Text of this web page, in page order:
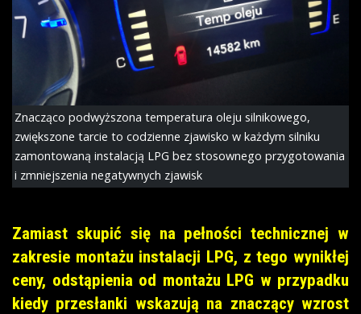
Znacząco podwyższona temperatura oleju silnikowego,
zwiększone tarcie to codzienne zjawisko w każdym silniku
zamontowaną instalacją LPG bez stosownego przygotowania
i zmniejszenia negatywnych zjawisk
Zamiast skupić się na pełności technicznej w
zakresie montażu instalacji LPG, z tego wynikłej
ceny, odstąpienia od montażu LPG w przypadku
kiedy przesłanki wskazują na znaczący wzrost